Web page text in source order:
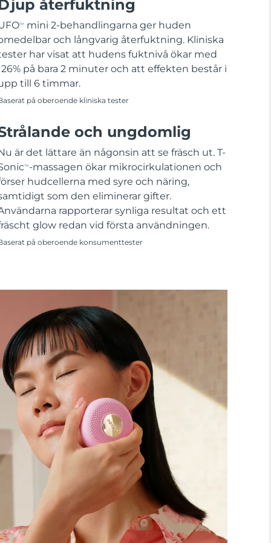
återfuktning
TM
mini 2-behandlingarna ger huden
och långvarig återfuktning. Kliniska
har visat att hudens fuktnivå ökar med
på bara 2 minuter och att effekten består i
till 6 timmar.
på oberoende kliniska tester
och ungdomlig
är det lättare än någonsin att se fräsch ut. T-
TM -massagen ökar mikrocirkulationen och
hudcellerna med syre och näring,
som den eliminerar gifter.
rapporterar synliga resultat och ett
glow redan vid första användningen.
på oberoende konsumenttester